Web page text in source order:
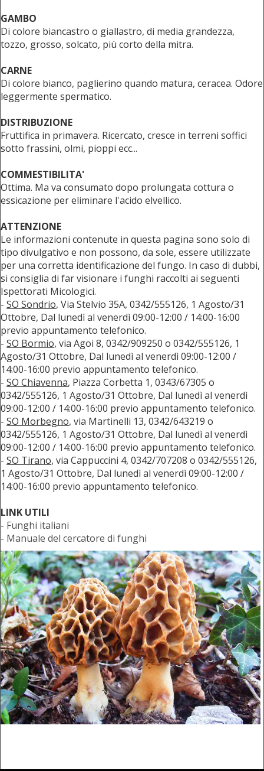
GAMBO
Di colore biancastro o giallastro, di media grandezza,
tozzo, grosso, solcato, più corto della mitra.
CARNE
Di colore bianco, paglierino quando matura, ceracea. Odore
leggermente spermatico.
DISTRIBUZIONE
Fruttifica in primavera. Ricercato, cresce in terreni soffici
sotto frassini, olmi, pioppi ecc...
COMMESTIBILITA'
Ottima. Ma va consumato dopo prolungata cottura o
essicazione per eliminare l'acido elvellico.
ATTENZIONE
Le informazioni contenute in questa pagina sono solo di
tipo divulgativo e non possono, da sole, essere utilizzate
per una corretta identificazione del fungo. In caso di dubbi,
si consiglia di far visionare i funghi raccolti ai seguenti
Ispettorati Micologici.
- SO Sondrio, Via Stelvio 35A, 0342/555126, 1 Agosto/31
Ottobre, Dal lunedì al venerdì 09:00-12:00 / 14:00-16:00
previo appuntamento telefonico.
- SO Bormio, via Agoi 8, 0342/909250 o 0342/555126, 1
Agosto/31 Ottobre, Dal lunedì al venerdì 09:00-12:00 /
14:00-16:00 previo appuntamento telefonico.
- SO Chiavenna, Piazza Corbetta 1, 0343/67305 o
0342/555126, 1 Agosto/31 Ottobre, Dal lunedì al venerdì
09:00-12:00 / 14:00-16:00 previo appuntamento telefonico.
- SO Morbegno, via Martinelli 13, 0342/643219 o
0342/555126, 1 Agosto/31 Ottobre, Dal lunedì al venerdì
09:00-12:00 / 14:00-16:00 previo appuntamento telefonico.
- SO Tirano, via Cappuccini 4, 0342/707208 o 0342/555126,
1 Agosto/31 Ottobre, Dal lunedì al venerdì 09:00-12:00 /
14:00-16:00 previo appuntamento telefonico.
LINK UTILI
- Funghi italiani
- Manuale del cercatore di funghi